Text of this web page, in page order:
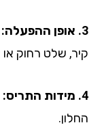
שלט רחוק או